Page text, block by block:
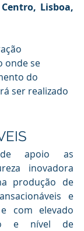
Lisboa,
onde se
do
ser realizado
de apoio as
inovadora
produção de
e
e com elevado
e nível de